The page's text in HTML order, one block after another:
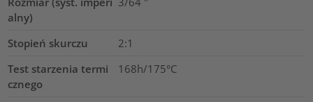
alny)
Stopień skurczu
2:1
Test starzenia termi
cznego
168h/175°C